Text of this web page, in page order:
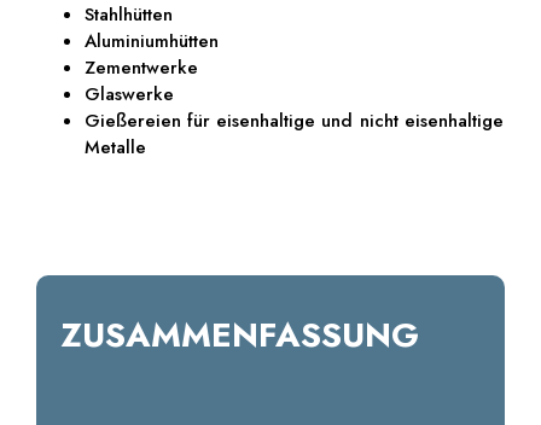
Stahlhütten
Aluminiumhütten
Zementwerke
Glaswerke
Gießereien für eisenhaltige und nicht eisenhaltige
Metalle
ZUSAMMENFASSUNG